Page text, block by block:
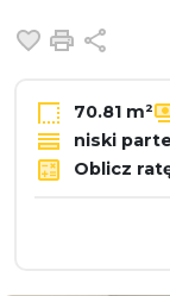
Dodaj do
Drukuj
70.81 m²
niski
Oblicz